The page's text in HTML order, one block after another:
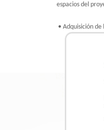
espacios del
• Adquisición